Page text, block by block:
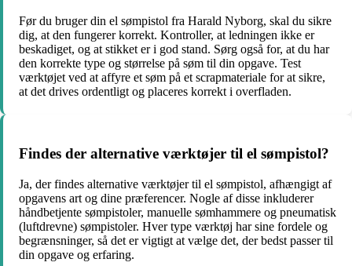
Før du bruger din el sømpistol fra Harald Nyborg, skal du sikre
dig, at den fungerer korrekt. Kontroller, at ledningen ikke er
beskadiget, og at stikket er i god stand. Sørg også for, at du har
den korrekte type og størrelse på søm til din opgave. Test
værktøjet ved at affyre et søm på et scrapmateriale for at sikre,
at det drives ordentligt og placeres korrekt i overfladen.
Findes der alternative værktøjer til el sømpistol?
Ja, der findes alternative værktøjer til el sømpistol, afhængigt af
opgavens art og dine præferencer. Nogle af disse inkluderer
håndbetjente sømpistoler, manuelle sømhammere og pneumatisk
(luftdrevne) sømpistoler. Hver type værktøj har sine fordele og
begrænsninger, så det er vigtigt at vælge det, der bedst passer til
din opgave og erfaring.